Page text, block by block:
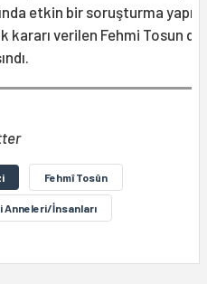
etkin bir soruşturma
kararı verilen Fehmi Tosun
Fehmî Tosûn
Anneleri/İnsanları